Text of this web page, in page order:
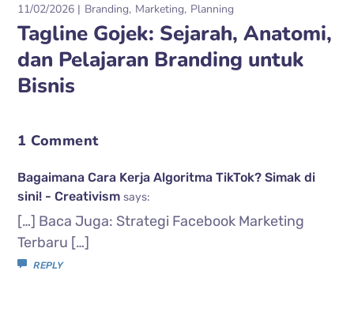
11/02/2026 Branding Marketing Planning
Tagline Gojek: Sejarah, Anatomi,
dan Pelajaran Branding untuk
Bisnis
1 Comment
Bagaimana Cara Kerja Algoritma TikTok? Simak di
sini! - Creativism says:
[…] Baca Juga: Strategi Facebook Marketing
Terbaru […]
REPLY